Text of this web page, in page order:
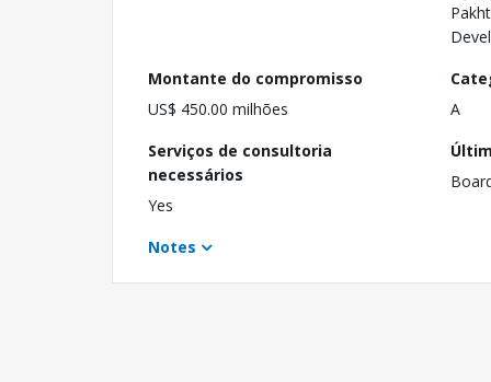
Montante do compromisso
US$ 450.00 milhões
A
Serviços de consultoria
necessários
Yes
Notes